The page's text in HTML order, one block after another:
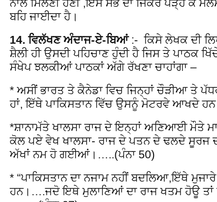
ਨਾਲ ਮਿਲਣੀ ਹੋਣੀ ,ਇਸ ਸਭ ਦਾ ਜਿਕਰ ਪੜ੍ਹ ਕੇ
ਬਹਿ ਜਾਈਦਾ ਹੈ।
14. ਵਿਲੱਖਣ ਅੰਦਾਜ-ਏ-ਬਿਆਂ:- ਕਿਸੇ ਲੇਖਕ ਦੀ
ਸ਼ੈਲੀ ਹੀ ਉਸਦੀ ਪਹਿਚਾਣ ਹੁੰਦੀ ਹੈ ਜਿਸ ਤੇ ਪਾਠਕ
ਸੰਖੇਪ ਝਲਕੀਆਂ ਪਾਠਕਾਂ ਅੱਗੇ ਰੱਖਣਾ ਚਾਹਾਂਗਾ –
* ਅਸੀਂ ਭਾਰਤ ਤੇ ਕੈਨੇਡਾ ਵਿਚ ਜਿਨ੍ਹਾਂ ਚੌੜੀਆ ਤੇ
ਹਾਂ, ਇੱਥੇ ਪਾਕਿਸਤਾਨ ਵਿੱਚ ਉਸਨੂੰ ਮੋਟਰਵੇ ਆਖਦੇ
*ਸ਼ਾਨਾਮੱਤੇ ਖਾਲਸਾ ਰਾਜ ਦੇ ਇਨ੍ਹਾਂ ਅਣਿਆਈ ਮੌਤੇ
ਕੋਲ ਪਏ ਵੇਖ ਖਾਲਸਾ- ਰਾਜ ਦੇ ਪਤਨ ਦੇ ਢਲਦੇ ਸੂਰਜ
ਅੱਖਾਂ ਨਮ ਹੋ ਗਈਆਂ।…..(ਪੰਨਾ 50)
* “ਪਾਕਿਸਤਾਨ ਦਾ ਨਜਾਮ ਨਹੀਂ ਬਦਲਿਆ,ਇੱਥੇ
ਹਨ।….ਜਦੋ ਇਥੇ ਮੁਲਾਣਿਆਂ ਦਾ ਰਾਜ ਖਤਮ ਹੋਊ